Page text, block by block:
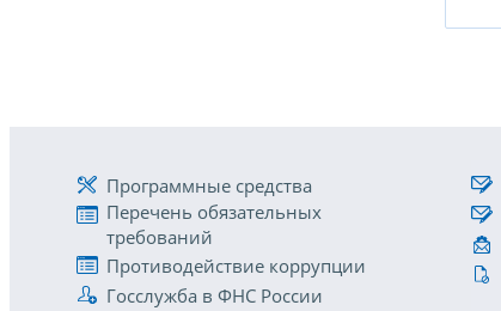
Программные средства
Перечень обязательных
требований
Противодействие коррупции
Госслужба в ФНС России